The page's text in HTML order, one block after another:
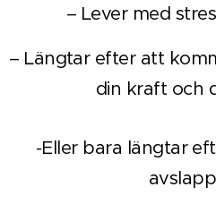
– Lever med
– Längtar efter att
din kraft och
-Eller bara längtar